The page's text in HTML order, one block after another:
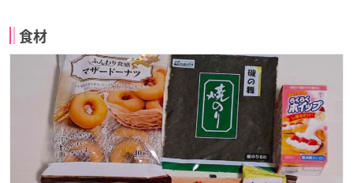
食材